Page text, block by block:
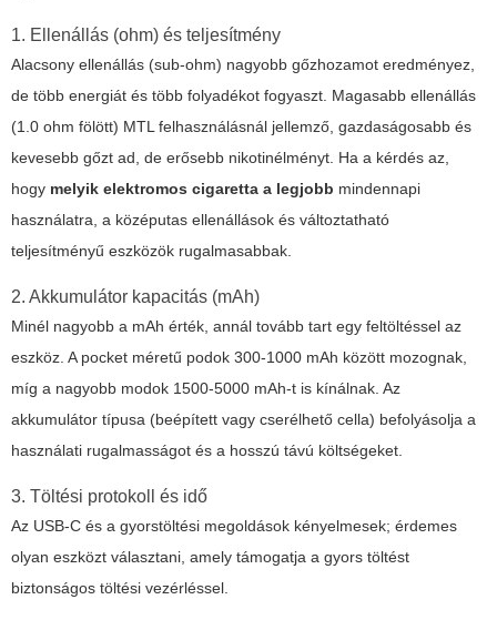
1. Ellenállás (ohm) és teljesítmény
Alacsony ellenállás (sub-ohm) nagyobb gőzhozamot eredményez,
de több energiát és több folyadékot fogyaszt. Magasabb ellenállás
(1.0 ohm fölött) MTL felhasználásnál jellemző, gazdaságosabb és
kevesebb gőzt ad, de erősebb nikotinélményt. Ha a kérdés az,
hogy melyik elektromos cigaretta a legjobb mindennapi
használatra, a középutas ellenállások és változtatható
teljesítményű eszközök rugalmasabbak.
2. Akkumulátor kapacitás (mAh)
Minél nagyobb a mAh érték, annál tovább tart egy feltöltéssel az
eszköz. A pocket méretű podok 300-1000 mAh között mozognak,
míg a nagyobb modok 1500-5000 mAh-t is kínálnak. Az
akkumulátor típusa (beépített vagy cserélhető cella) befolyásolja a
használati rugalmasságot és a hosszú távú költségeket.
3. Töltési protokoll és idő
Az USB-C és a gyorstöltési megoldások kényelmesek; érdemes
olyan eszközt választani, amely támogatja a gyors töltést
biztonságos töltési vezérléssel.